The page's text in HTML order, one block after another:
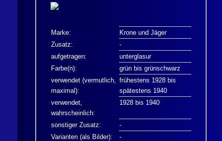
Marke: Krone undJäger
Zusatz:
-
aufgetragen:
unterglasur
Farbe(n):
grün bis grünschwarz
verwendet (vermutlich,
maximal):
frühestens 1928 bis
spätestens 1940
verwendet,
wahrscheinlich:
1928 bis 1940
sonstiger Zusatz:
-
Varianten (als Bilder):
-